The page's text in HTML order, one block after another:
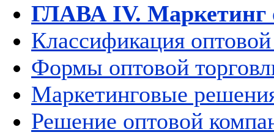
ГЛАВА IV. Маркетинг
Классификация
Формы оптовой
Маркетинговые
Решение оптовой